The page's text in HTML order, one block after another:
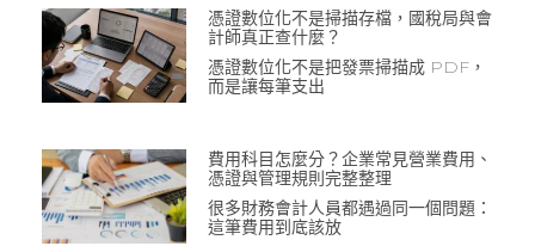
憑證數位化不是掃描存檔，國稅局與會
計師真正查什麼？
憑證數位化不是把發票掃描成 PDF，
而是讓每筆支出
費用科目怎麼分？企業常見營業費用、
憑證與管理規則完整整理
很多財務會計人員都遇過同一個問題：
這筆費用到底該放